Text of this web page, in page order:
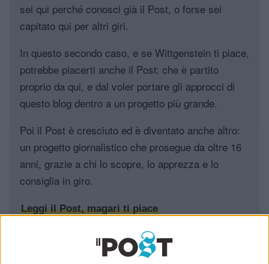
sei qui perché conosci già il Post, o forse sei
capitato qui per altri giri.
In questo secondo caso, e se Wittgenstein ti piace,
potrebbe piacerti anche il Post: che è partito
proprio da qui, e dal voler portare gli approcci di
questo blog dentro a un progetto più grande.
Poi il Post è cresciuto ed è diventato anche altro:
un progetto giornalistico che prosegue da oltre 16
anni, grazie a chi lo scopre, lo apprezza e lo
consiglia in giro.
Leggi il Post, magari ti piace
Wittgenstein